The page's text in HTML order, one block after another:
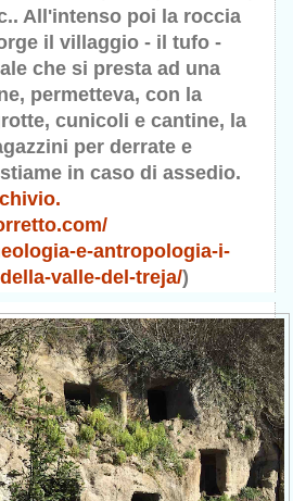
All'intenso poi la roccia
il villaggio - il tufo -
che si presta ad una
permetteva, con la
cunicoli e cantine, la
per derrate e
in caso di assedio.
e-antropologia-i-
valle-del-treja/)